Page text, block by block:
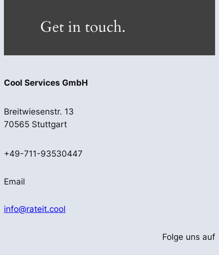
Get in touch.
Cool Services GmbH
Breitwiesenstr. 13
70565 Stuttgart
+49-711-93530447
Email
info@rateit.cool
Folge uns auf